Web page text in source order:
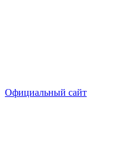
Официальный сайт